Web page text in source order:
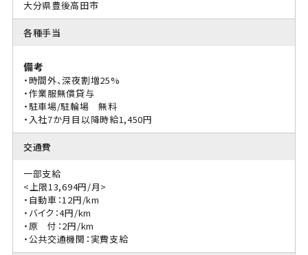
大分県豊後高田市
各種手当
備考
・時間外、深夜割増25%
・作業服無償貸与
・駐車場/駐輪場 無料
・入社7か月目以降時給1,450円
交通費
一部支給
<上限13,694円/月>
・自動車：12円/km
・バイク：4円/km
・原 付：2円/km
・公共交通機関：実費支給